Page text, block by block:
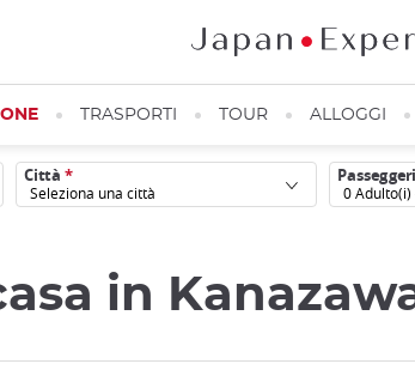
TRASPORTI TOUR ALLOGGI
Città *
0Adulto(i)
Passeggeri
in